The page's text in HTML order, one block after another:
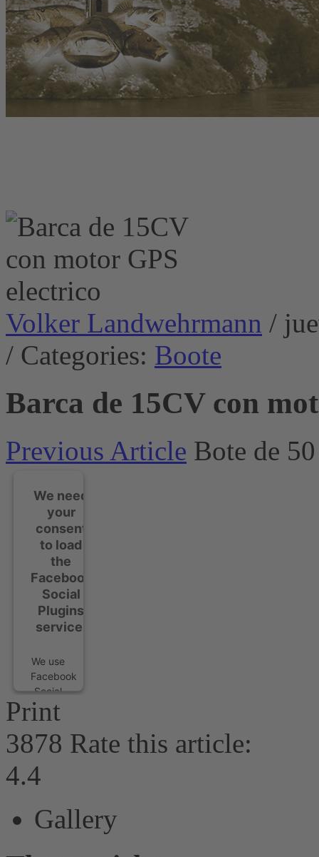
Volker Landwehrmann /
/ Categories: Boote
Barca de 15CV con
Previous Article Bote de
We need
your
consent
to load
the
Facebook
Social
Plugins
service!
We use
Facebook
Social
Plugins
to
embed
content
may
data
about
Print
3878 Rate this article:
4.4
Gallery